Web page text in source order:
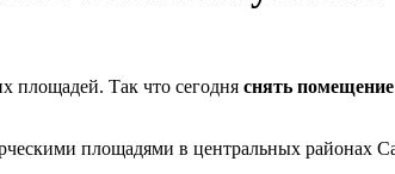
площадей. Так что сегодня снять
площадями в центральных районах